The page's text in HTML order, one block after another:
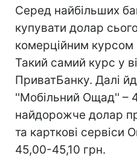
Серед найбільших
купувати долар
комерційним
Такий самий курс у
ПриватБанку. Далі
''Мобільний Ощад'' –
найдорожче долар
та карткові сервіси
45,00-45,10 грн.